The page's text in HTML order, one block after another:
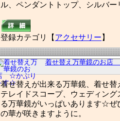
ル、ペンダントトップ、シルバ
登録カテゴリ【 アクセサリー 】
着せ替え万華鏡のお
着せ替えが出来る万華鏡、着せ替
テレイドスコープ、ウェディン
る万華鏡がいっぱいあります☆ぜ
の華が咲きますように。